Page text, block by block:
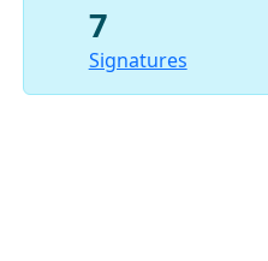
7
Signatures